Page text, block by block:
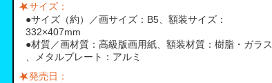
サイズ：
●サイズ（約）／画サイズ：B5、額装サイズ：
332×407mm
●材質／画材質：高級版画用紙、額装材質：樹脂・ガラス
、メタルプレート：アルミ
発売日：